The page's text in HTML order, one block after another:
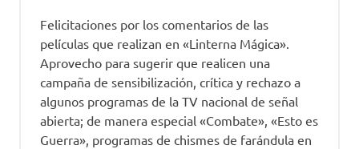
Felicitaciones por los comentarios de las
películas que realizan en «Linterna Mágica».
Aprovecho para sugerir que realicen una
campaña de sensibilización, crítica y rechazo a
algunos programas de la TV nacional de señal
abierta; de manera especial «Combate», «Esto es
Guerra», programas de chismes de farándula en